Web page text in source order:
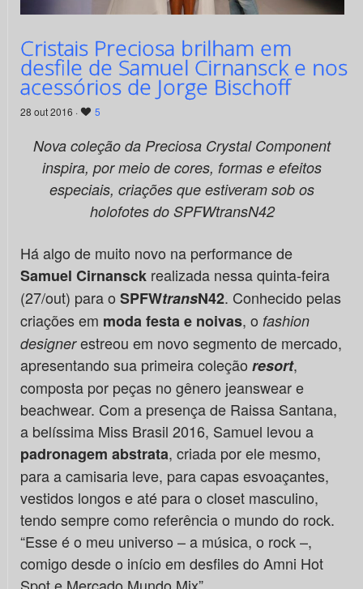
Cristais Preciosa brilham em
desfile de Samuel Cirnansck e nos
acessórios de Jorge Bischoff
28 out 2016 · 5
Nova coleção da Preciosa Crystal Component
inspira, por meio de cores, formas e efeitos
especiais, criações que estiveram sob os
holofotes do SPFWtransN42
Há algo de muito novo na performance de
Samuel Cirnansckrealizada nessa quinta-feira
(27/out) para o SPFWtransN42. Conhecido pelas
criações em moda festa e noivas, o fashion
designerestreou em novo segmento de mercado,
apresentando sua primeira coleção resort,
composta por peças no gênero jeanswear e
beachwear. Com a presença de Raissa Santana,
a belíssima Miss Brasil 2016, Samuel levou a
padronagem abstrata, criada por ele mesmo,
para a camisaria leve, para capas esvoaçantes,
vestidos longos e até para o closet masculino,
tendo sempre como referência o mundo do rock.
“Esse é o meu universo – a música, o rock –,
comigo desde o início em desfiles do Amni Hot